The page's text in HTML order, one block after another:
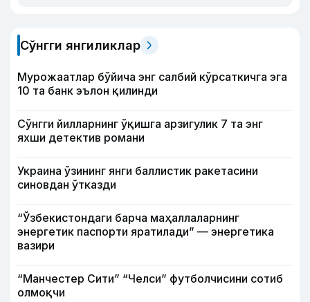
Сўнгги янгиликлар
Мурожаатлар бўйича энг салбий кўрсаткичга эга
10 та банк эълон қилинди
Сўнгги йилларнинг ўқишга арзигулик 7 та энг
яхши детектив романи
Украина ўзининг янги баллистик ракетасини
синовдан ўтказди
“Ўзбекистондаги барча маҳаллаларнинг
энергетик паспорти яратилади” — энергетика
вазири
“Манчестер Сити” “Челси” футболчисини сотиб
олмоқчи